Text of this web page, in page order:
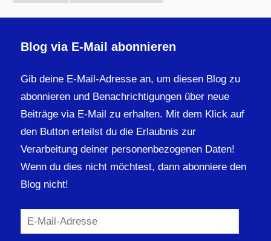
Blog via E-Mail abonnieren
Gib deine E-Mail-Adresse an, um diesen Blog zu
abonnieren und Benachrichtigungen über neue
Beiträge via E-Mail zu erhalten. Mit dem Klick auf
den Button erteilst du die Erlaubnis zur
Verarbeitung deiner personenbezogenen Daten!
Wenn du dies nicht möchtest, dann abonniere den
Blog nicht!
E-
Mail-